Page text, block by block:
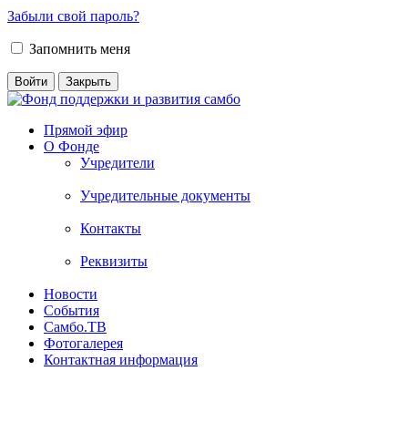
Забыли свой пароль?
Запомнить меня
Прямой эфир
О Фонде
Учредители
Учредительные документы
Контакты
Реквизиты
Новости
События
Самбо.ТВ
Фотогалерея
Контактная информация